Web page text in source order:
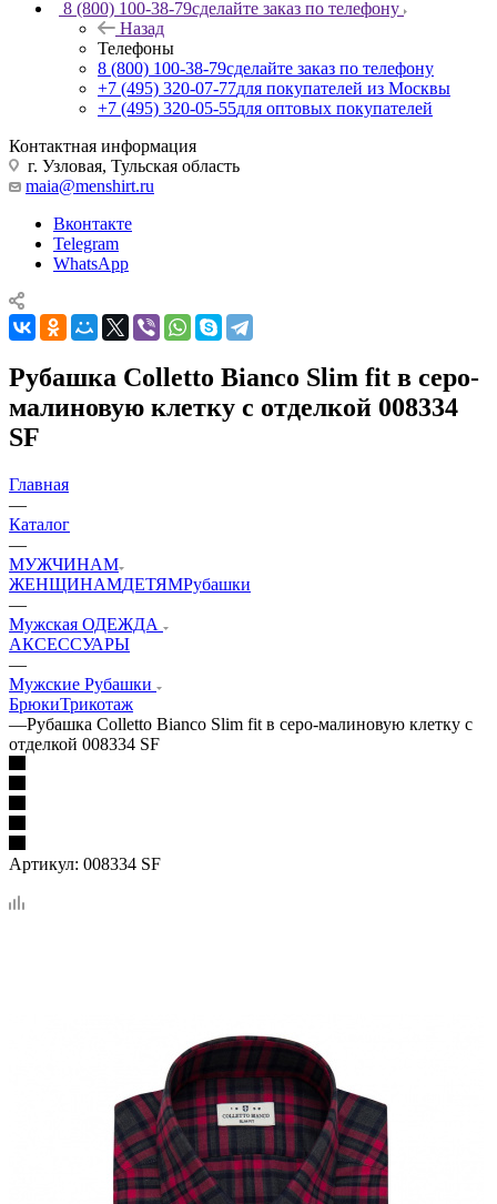
8 (800) 100-38-79сделайте заказ по телефону
Назад
Телефоны
8 (800) 100-38-79сделайте заказ по телефону
+7 (495) 320-07-77для покупателей из Москвы
+7 (495) 320-05-55для оптовых покупателей
Контактная информация
г. Узловая, Тульская область
maia@menshirt.ru
Вконтакте
Telegram
WhatsApp
Рубашка Colletto Bianco Slim fit в серо-
малиновую клетку с отделкой 008334
SF
Главная
—
Каталог
—
МУЖЧИНАМ
ЖЕНЩИНАМДЕТЯМРубашки
—
Мужская ОДЕЖДА
АКСЕССУАРЫ
—
Мужские Рубашки
БрюкиТрикотаж
—Рубашка Colletto Bianco Slim fit в серо-малиновую клетку с
отделкой 008334 SF
Артикул: 008334 SF